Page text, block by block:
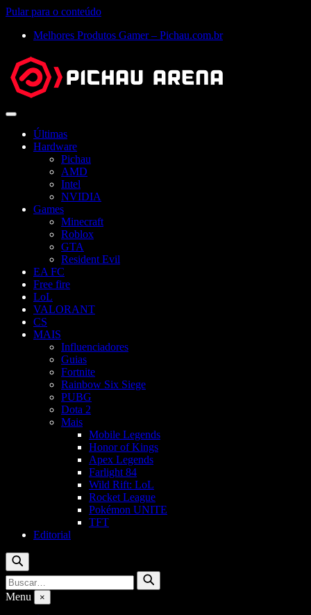
Pular para o conteúdo
Melhores Produtos Gamer – Pichau.com.br
Abrir
Últimas
Hardware
Pichau
AMD
Intel
NVIDIA
Games
Minecraft
Roblox
GTA
Resident Evil
EA FC
Free fire
LoL
VALORANT
CS
MAIS
Influenciadores
Guias
Fortnite
Rainbow Six Siege
PUBG
Dota 2
Mais
Mobile Legends
Honor of Kings
Apex Legends
Farlight 84
Wild Rift: LoL
Rocket League
Pokémon UNITE
TFT
Editorial
Buscar
Buscar
por:
Buscar
Menu ×